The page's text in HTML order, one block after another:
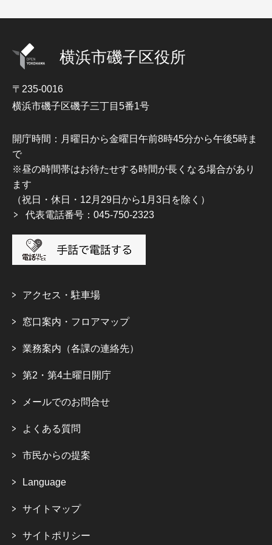
横浜市磯子区役所
〒235-0016
横浜市磯子区磯子三丁目5番1号
開庁時間：月曜日から金曜日午前8時45分から午後5時ま
で
※昼の時間帯はお待たせする時間が長くなる場合があり
ます
（祝日・休日・12月29日から1月3日を除く）
代表電話番号：045-750-2323
アクセス・駐車場
窓口案内・フロアマップ
業務案内（各課の連絡先）
第2・第4土曜日開庁
メールでのお問合せ
よくある質問
市民からの提案
Language
サイトマップ
サイトポリシー